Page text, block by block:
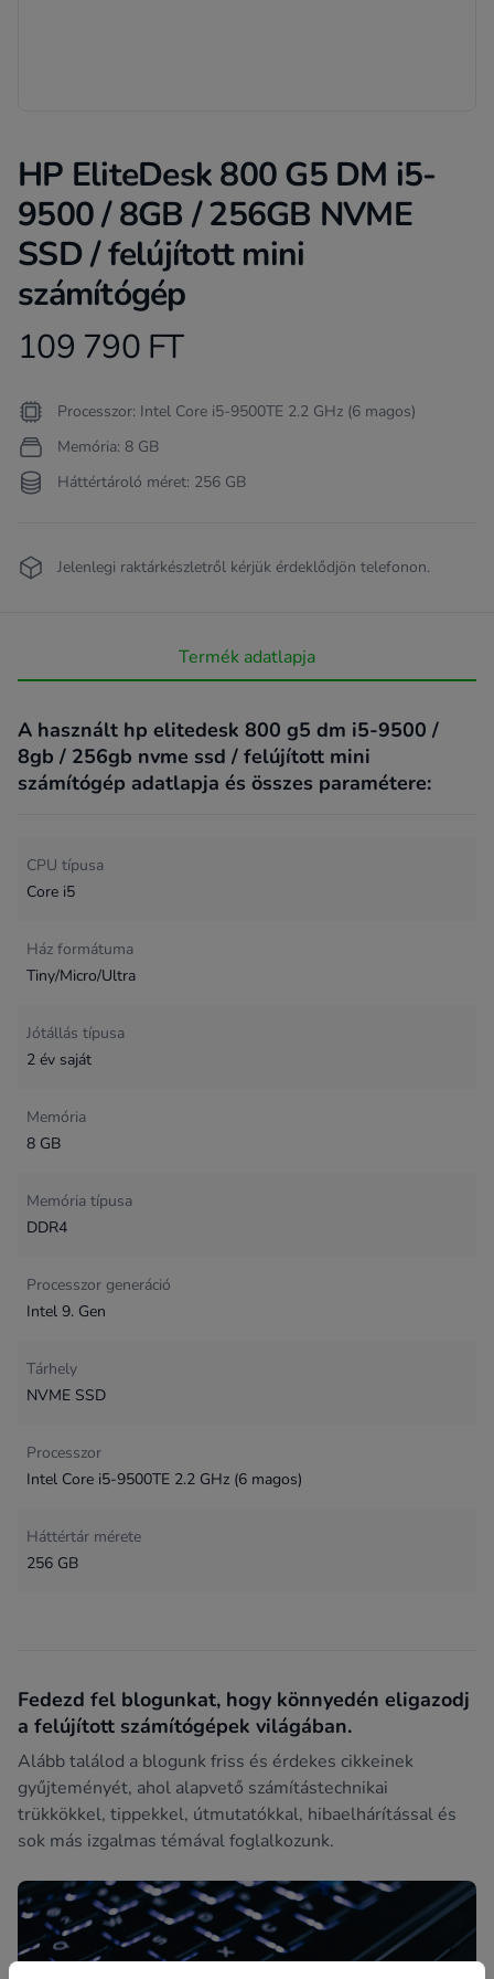
HP EliteDesk 800 G5 DM i5-
9500 / 8GB / 256GB NVME
SSD / felújított mini
számítógép
Product information
109 790 FT
Termékleírás
Processzor: Intel Core i5-9500TE 2.2 GHz (6 magos)
Memória: 8 GB
Háttértároló méret: 256 GB
Jelenlegi raktárkészletről kérjük érdeklődjön telefonon.
Termék adatlapja
A használt hp elitedesk 800 g5 dm i5-9500 /
8gb / 256gb nvme ssd / felújított mini
számítógép adatlapja és összes paramétere:
CPU típusa
Core i5
Ház formátuma
Tiny/Micro/Ultra
Jótállás típusa
2 év saját
Memória
8 GB
Memória típusa
DDR4
Processzor generáció
Intel 9. Gen
Tárhely
NVME SSD
Processzor
Intel Core i5-9500TE 2.2 GHz (6 magos)
Háttértár mérete
256 GB
Fedezd fel blogunkat, hogy könnyedén eligazodj
a felújított számítógépek világában.
Alább találod a blogunk friss és érdekes cikkeinek
gyűjteményét, ahol alapvető számítástechnikai
trükkökkel, tippekkel, útmutatókkal, hibaelhárítással és
sok más izgalmas témával foglalkozunk.